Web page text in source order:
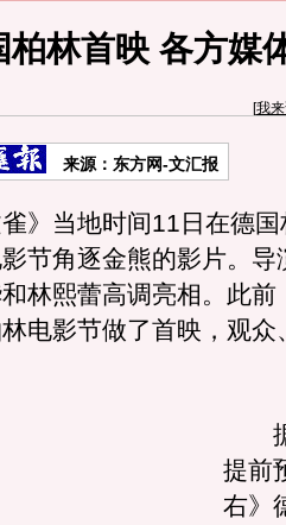
柏林首映 各方媒
[我
来源：东方网-文汇报
当地时间11日在德国
节角逐金熊的影片。导
林熙蕾高调亮相。此前
电影节做了首映，观众
据
提前
右》